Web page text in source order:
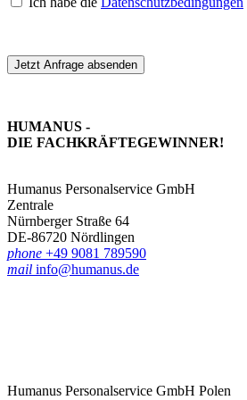
Jetzt Anfrage absenden
HUMANUS -
DIE FACHKRÄFTE­GEWINNER!
Humanus Personalservice GmbH
Zentrale
Nürnberger Straße 64
DE-86720 Nördlingen
phone +49 9081 789590
mail info@humanus.de
Humanus Personalservice GmbH Polen